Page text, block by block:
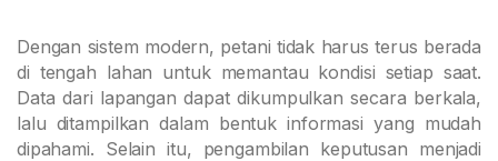
Dengan sistem modern, petani tidak harus terus berada
di tengah lahan untuk memantau kondisi setiap saat.
Data dari lapangan dapat dikumpulkan secara berkala,
lalu ditampilkan dalam bentuk informasi yang mudah
dipahami. Selain itu, pengambilan keputusan menjadi